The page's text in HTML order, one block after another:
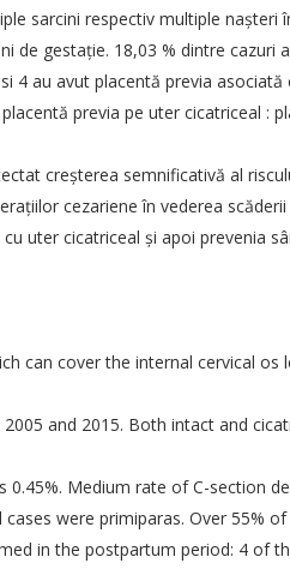
sarcini respectiv multiple naşteri
de gestaţie. 18,03 % dintre
au avut placentă previa
previa pe uter cicatriceal :
creşterea semnificativă al
cezariene în vederea
uter cicatriceal şi apoi prevenia
can cover the internal cervical
and 2015. Both intact and
Medium rate of C-section
were primiparas. Over 55%
in the postpartum period: 4 of
și Ginecologie
Romana de Medicina Perinatala
Romana de Uroginecologie
Romana de Medicina